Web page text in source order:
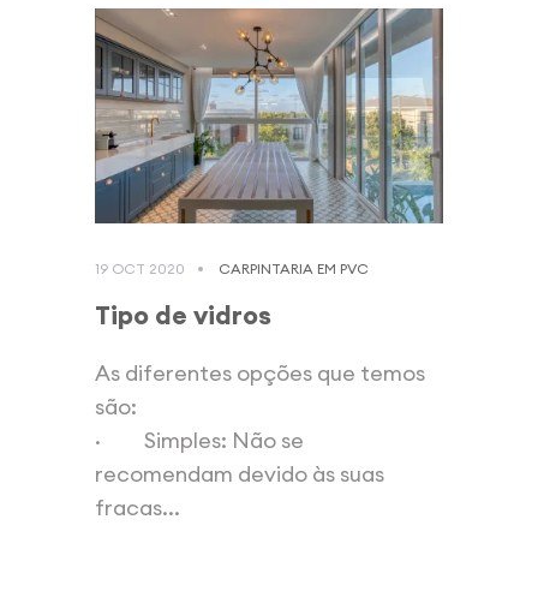
19 OCT 2020 CARPINTARIA EM PVC
Tipo de vidros
As diferentes opções que temos
são:
· Simples: Não se
recomendam devido às suas
fracas...